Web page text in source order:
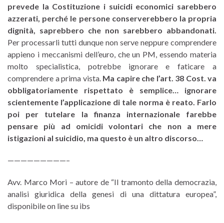
prevede la Costituzione i suicidi economici sarebbero
azzerati, perché le persone conserverebbero la propria
dignità, saprebbero che non sarebbero abbandonati.
Per processarli tutti dunque non serve neppure comprendere
appieno i meccanismi dell’euro, che un PM, essendo materia
molto specialistica, potrebbe ignorare e faticare a
comprendere a prima vista.Ma capire che l’art. 38 Cost. va
obbligatoriamente rispettato è semplice… ignorare
scientemente l’applicazione di tale norma è reato. Farlo
poi per tutelare la finanza internazionale farebbe
pensare più ad omicidi volontari che non a mere
istigazioni al suicidio, ma questo è un altro discorso…
—————————–
Avv. Marco Mori – autore de “Il tramonto della democrazia,
analisi giuridica della genesi di una dittatura europea”,
disponibile on line su ibs